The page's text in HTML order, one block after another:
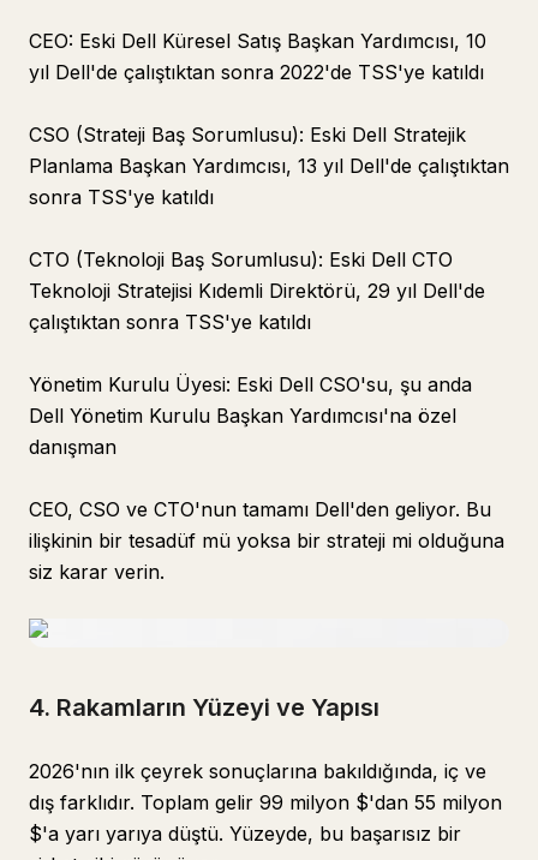
CEO: Eski Dell Küresel Satış Başkan Yardımcısı, 10
yıl Dell'de çalıştıktan sonra 2022'de TSS'ye katıldı
CSO (Strateji Baş Sorumlusu): Eski Dell Stratejik
Planlama Başkan Yardımcısı, 13 yıl Dell'de çalıştıktan
sonra TSS'ye katıldı
CTO (Teknoloji Baş Sorumlusu): Eski Dell CTO
Teknoloji Stratejisi Kıdemli Direktörü, 29 yıl Dell'de
çalıştıktan sonra TSS'ye katıldı
Yönetim Kurulu Üyesi: Eski Dell CSO'su, şu anda
Dell Yönetim Kurulu Başkan Yardımcısı'na özel
danışman
CEO, CSO ve CTO'nun tamamı Dell'den geliyor. Bu
ilişkinin bir tesadüf mü yoksa bir strateji mi olduğuna
siz karar verin.
4. Rakamların Yüzeyi ve Yapısı
2026'nın ilk çeyrek sonuçlarına bakıldığında, iç ve
dış farklıdır. Toplam gelir 99 milyon $'dan 55 milyon
$'a yarı yarıya düştü. Yüzeyde, bu başarısız bir